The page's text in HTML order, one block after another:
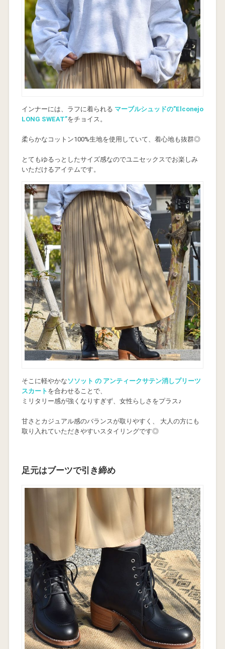
インナーには、ラフに着られる マーブルシュッドの”Elconejo
LONG SWEAT”をチョイス。
柔らかなコットン100%生地を使用していて、着心地も抜群◎
とてもゆるっとしたサイズ感なのでユニセックスでお楽しみ
いただけるアイテムです。
そこに軽やかなソソット の アンティークサテン消しプリーツ
スカート を合わせることで、
ミリタリー感が強くなりすぎず、女性らしさをプラス♪
甘さとカジュアル感のバランスが取りやすく、 大人の方にも
取り入れていただきやすいスタイリングです◎
足元はブーツで引き締め